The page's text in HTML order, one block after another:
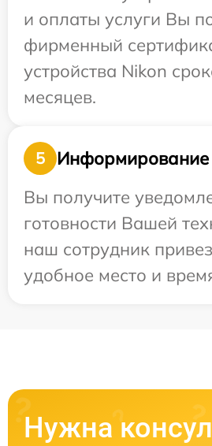
и оплаты услуги Вы
фирменный
устройства Nikon
месяцев.
5
Информирование
Вы получите
готовности Вашей
наш сотрудник
удобное место и
Нужна